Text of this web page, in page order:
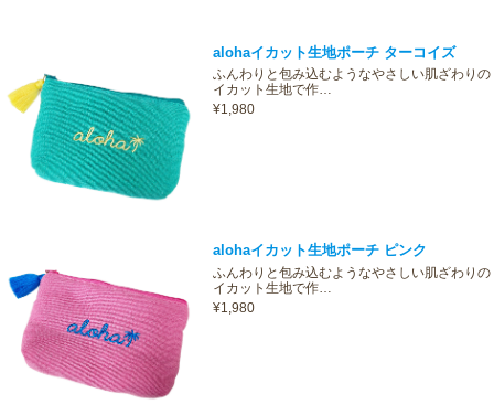
alohaイカット生地ポーチ ターコイズ
ふんわりと包み込むようなやさしい肌ざわりの
イカット生地で作…
¥1,980
alohaイカット生地ポーチ ピンク
ふんわりと包み込むようなやさしい肌ざわりの
イカット生地で作…
¥1,980